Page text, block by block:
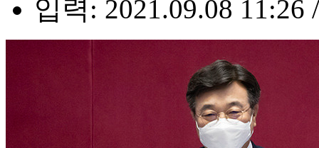
입력: 2021.09.08 11:26